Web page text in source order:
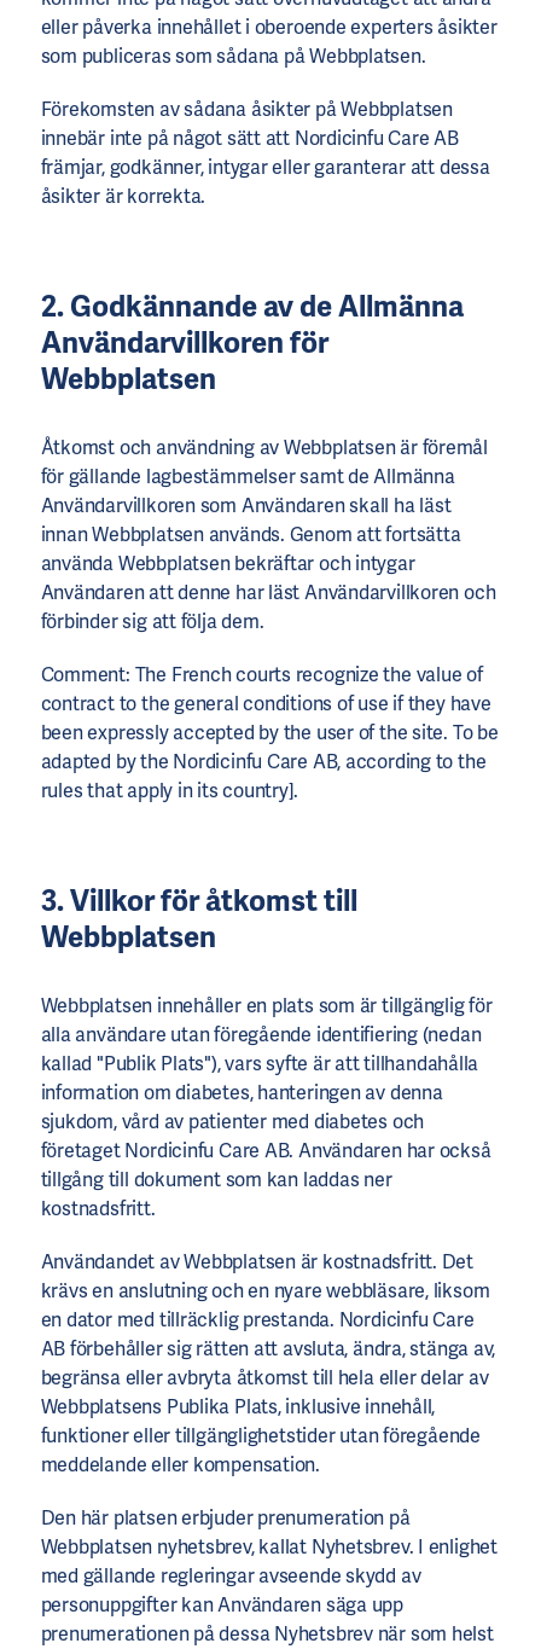
eller påverka innehållet i oberoende experters åsikter
som publiceras som sådana på Webbplatsen.
Förekomsten av sådana åsikter på Webbplatsen
innebär inte på något sätt att Nordicinfu Care AB
främjar, godkänner, intygar eller garanterar att dessa
åsikter är korrekta.
2. Godkännande av de Allmänna
Användarvillkoren för
Webbplatsen
Åtkomst och användning av Webbplatsen är föremål
för gällande lagbestämmelser samt de Allmänna
Användarvillkoren som Användaren skall ha läst
innan Webbplatsen används. Genom att fortsätta
använda Webbplatsen bekräftar och intygar
Användaren att denne har läst Användarvillkoren och
förbinder sig att följa dem.
Comment: The French courts recognize the value of
contract to the general conditions of use if they have
been expressly accepted by the user of the site. To be
adapted by the Nordicinfu Care AB, according to the
rules that apply in its country].
3. Villkor för åtkomst till
Webbplatsen
Webbplatsen innehåller en plats som är tillgänglig för
alla användare utan föregående identifiering (nedan
kallad "Publik Plats"), vars syfte är att tillhandahålla
information om diabetes, hanteringen av denna
sjukdom, vård av patienter med diabetes och
företaget Nordicinfu Care AB. Användaren har också
tillgång till dokument som kan laddas ner
kostnadsfritt.
Användandet av Webbplatsen är kostnadsfritt. Det
krävs en anslutning och en nyare webbläsare, liksom
en dator med tillräcklig prestanda. Nordicinfu Care
AB förbehåller sig rätten att avsluta, ändra, stänga av,
begränsa eller avbryta åtkomst till hela eller delar av
Webbplatsens Publika Plats, inklusive innehåll,
funktioner eller tillgänglighetstider utan föregående
meddelande eller kompensation.
Den här platsen erbjuder prenumeration på
Webbplatsen nyhetsbrev, kallat Nyhetsbrev. I enlighet
med gällande regleringar avseende skydd av
personuppgifter kan Användaren säga upp
prenumerationen på dessa Nyhetsbrev när som helst